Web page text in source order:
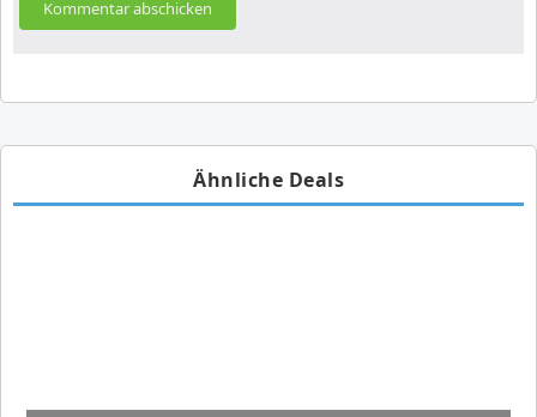
Ähnliche Deals